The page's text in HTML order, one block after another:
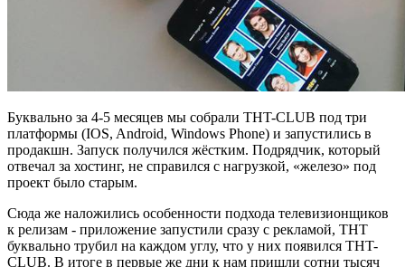
Буквально за 4-5 месяцев мы собрали THT-CLUB под три
платформы (IOS, Android, Windows Phone) и запустились в
продакшн. Запуск получился жёстким. Подрядчик, который
отвечал за хостинг, не справился с нагрузкой, «железо» под
проект было старым.
Сюда же наложились особенности подхода телевизионщиков
к релизам - приложение запустили сразу с рекламой, ТНТ
буквально трубил на каждом углу, что у них появился THT-
CLUB. В итоге в первые же дни к нам пришли сотни тысяч